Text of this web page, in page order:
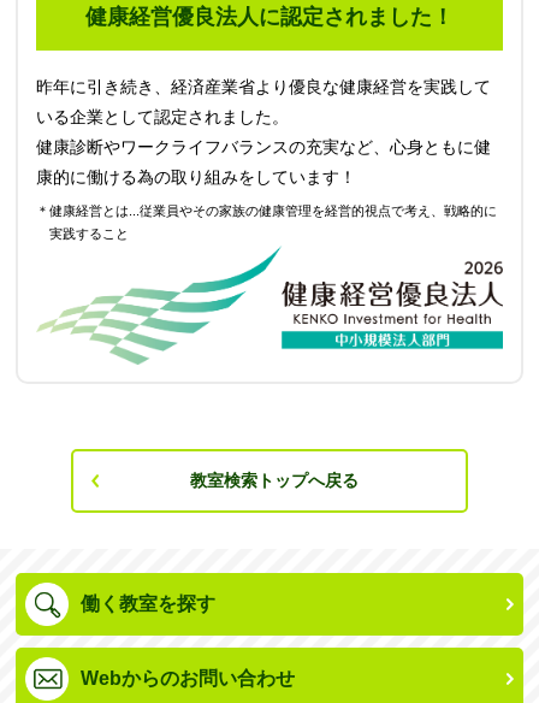
健康経営優良法人に認定されました！
昨年に引き続き、経済産業省より優良な健康経営を実践して
いる企業として認定されました。
健康診断やワークライフバランスの充実など、心身ともに健
康的に働ける為の取り組みをしています！
＊健康経営とは...従業員やその家族の健康管理を経営的視点で考え、戦略的に
実践すること
教室検索トップへ戻る
働く教室を探す
Webからのお問い合わせ